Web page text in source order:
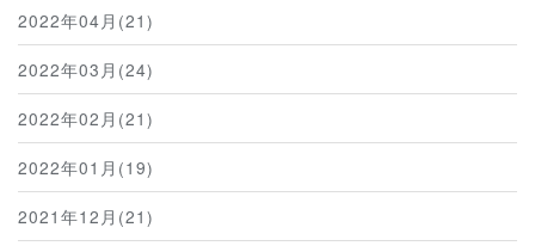
2022年04月(21)
2022年03月(24)
2022年02月(21)
2022年01月(19)
2021年12月(21)